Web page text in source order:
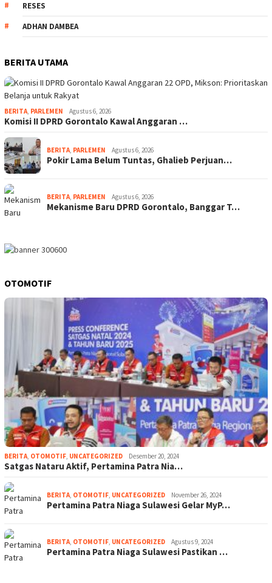
RESES
ADHAN DAMBEA
BERITA UTAMA
BERITA, PARLEMEN Agustus 6, 2026
Komisi II DPRD Gorontalo Kawal Anggaran …
BERITA, PARLEMEN Agustus 6, 2026
Pokir Lama Belum Tuntas, Ghalieb Perjuan…
BERITA, PARLEMEN Agustus 6, 2026
Mekanisme Baru DPRD Gorontalo, Banggar T…
OTOMOTIF
BERITA, OTOMOTIF, UNCATEGORIZED Desember 20, 2024
Satgas Nataru Aktif, Pertamina Patra Nia…
BERITA, OTOMOTIF, UNCATEGORIZED November 26, 2024
Pertamina Patra Niaga Sulawesi Gelar MyP…
BERITA, OTOMOTIF, UNCATEGORIZED Agustus 9, 2024
Pertamina Patra Niaga Sulawesi Pastikan …